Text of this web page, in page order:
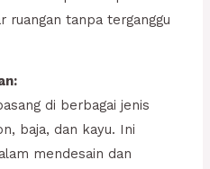
ruangan tanpa terganggu
di berbagai jenis
baja, dan kayu. Ini
mendesain dan